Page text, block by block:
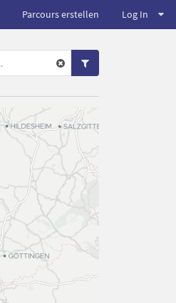
Parcours erstellen Log In